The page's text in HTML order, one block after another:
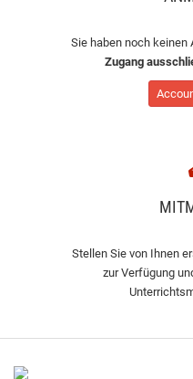
Sie haben noch keinen
Zugang
Stellen Sie von Ihnen
zur Verfügung